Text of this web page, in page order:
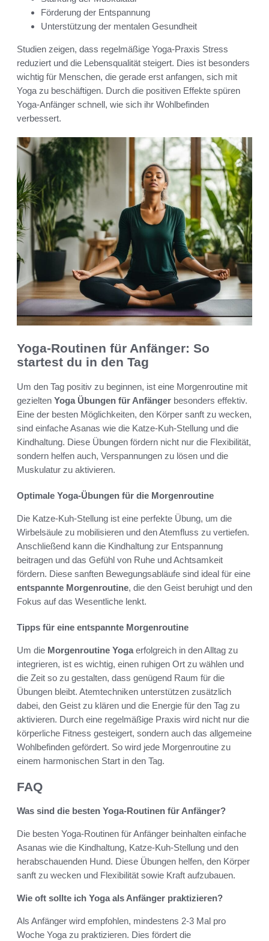
Förderung der Entspannung
Unterstützung der mentalen Gesundheit
Studien zeigen, dass regelmäßige Yoga-Praxis Stress
reduziert und die Lebensqualität steigert. Dies ist besonders
wichtig für Menschen, die gerade erst anfangen, sich mit
Yoga zu beschäftigen. Durch die positiven Effekte spüren
Yoga-Anfänger schnell, wie sich ihr Wohlbefinden
verbessert.
Yoga-Routinen für Anfänger: So
startest du in den Tag
Um den Tag positiv zu beginnen, ist eine Morgenroutine mit
gezielten Yoga Übungen für Anfänger besonders effektiv.
Eine der besten Möglichkeiten, den Körper sanft zu wecken,
sind einfache Asanas wie die Katze-Kuh-Stellung und die
Kindhaltung. Diese Übungen fördern nicht nur die Flexibilität,
sondern helfen auch, Verspannungen zu lösen und die
Muskulatur zu aktivieren.
Optimale Yoga-Übungen für die Morgenroutine
Die Katze-Kuh-Stellung ist eine perfekte Übung, um die
Wirbelsäule zu mobilisieren und den Atemfluss zu vertiefen.
Anschließend kann die Kindhaltung zur Entspannung
beitragen und das Gefühl von Ruhe und Achtsamkeit
fördern. Diese sanften Bewegungsabläufe sind ideal für eine
entspannte Morgenroutine, die den Geist beruhigt und den
Fokus auf das Wesentliche lenkt.
Tipps für eine entspannte Morgenroutine
Um die Morgenroutine Yogaerfolgreich in den Alltag zu
integrieren, ist es wichtig, einen ruhigen Ort zu wählen und
die Zeit so zu gestalten, dass genügend Raum für die
Übungen bleibt. Atemtechniken unterstützen zusätzlich
dabei, den Geist zu klären und die Energie für den Tag zu
aktivieren. Durch eine regelmäßige Praxis wird nicht nur die
körperliche Fitness gesteigert, sondern auch das allgemeine
Wohlbefinden gefördert. So wird jede Morgenroutine zu
einem harmonischen Start in den Tag.
FAQ
Was sind die besten Yoga-Routinen für Anfänger?
Die besten Yoga-Routinen für Anfänger beinhalten einfache
Asanas wie die Kindhaltung, Katze-Kuh-Stellung und den
herabschauenden Hund. Diese Übungen helfen, den Körper
sanft zu wecken und Flexibilität sowie Kraft aufzubauen.
Wie oft sollte ich Yoga als Anfänger praktizieren?
Als Anfänger wird empfohlen, mindestens 2-3 Mal pro
Woche Yoga zu praktizieren. Dies fördert die